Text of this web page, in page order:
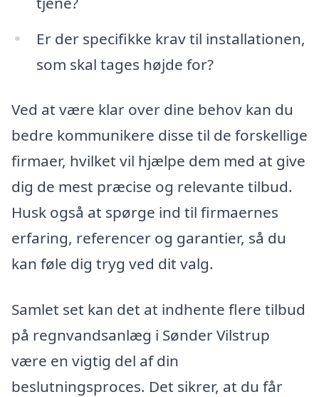
Er der specifikke krav til installationen,
som skal tages højde for?
Ved at være klar over dine behov kan du
bedre kommunikere disse til de forskellige
firmaer, hvilket vil hjælpe dem med at give
dig de mest præcise og relevante tilbud.
Husk også at spørge ind til firmaernes
erfaring, referencer og garantier, så du
kan føle dig tryg ved dit valg.
Samlet set kan det at indhente flere tilbud
på regnvandsanlæg i Sønder Vilstrup
være en vigtig del af din
beslutningsproces. Det sikrer, at du får